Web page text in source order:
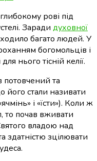
рові під
Заради духовної
багато людей. У
богомольців і
нього тісній келії.
потовчений та
стали називати
і «їсти»). Коли ж
то почав вживати
владою над
здатністю зцілювати